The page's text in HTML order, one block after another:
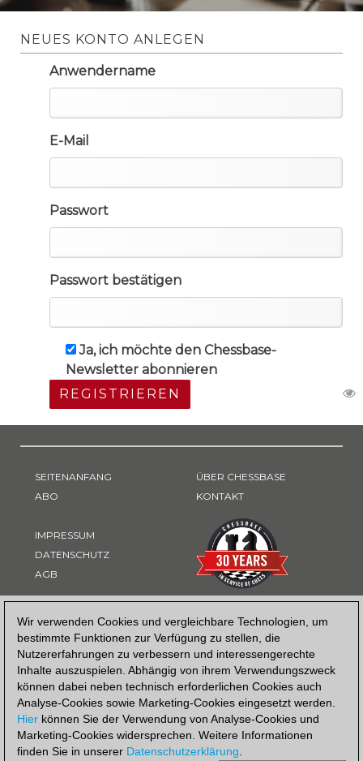
Wir verwenden Cookies und vergleichbare Technologien, um
bestimmte Funktionen zur Verfügung zu stellen, die
Nutzererfahrungen zu verbessern und interessengerechte
Inhalte auszuspielen. Abhängig von ihrem Verwendungszweck
können dabei neben technisch erforderlichen Cookies auch
Analyse-Cookies sowie Marketing-Cookies eingesetzt werden.
Hier können Sie der Verwendung von Analyse-Cookies und
Marketing-Cookies widersprechen. Weitere Informationen
finden Sie in unserer Datenschutzerklärung.
NEUES KONTO ANLEGEN
Anwendername
E-Mail
Passwort
Passwort bestätigen
Ja, ich möchte den Chessbase-
Newsletter abonnieren
REGISTRIEREN
SEITENANFANG
ABO
IMPRESSUM
DATENSCHUTZ
AGB
ÜBER CHESSBASE
KONTAKT
ZAHLUNGSART